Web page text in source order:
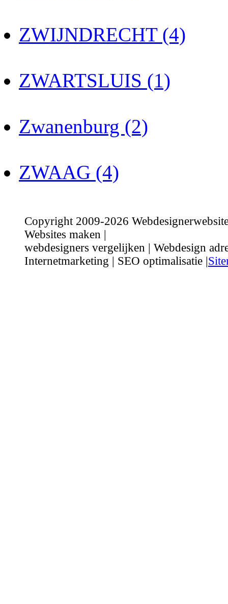
ZWIJNDRECHT (4)
ZWARTSLUIS (1)
Zwanenburg (2)
ZWAAG (4)
Copyright 2009-2026
Websites maken |
webdesigners vergelijken | Webdesign
Internetmarketing | SEO optimalisatie |